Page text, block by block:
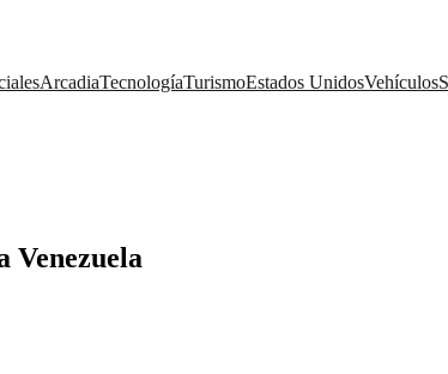
ArcadiaTecnologíaTurismoEstados UnidosVehículos
Venezuela